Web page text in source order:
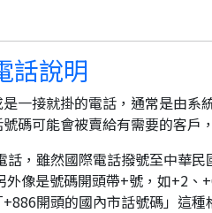
話說明
一接就掛的電話，通常是由系
碼可能會被賣給有需要的客戶
話，雖然國際電話撥號至中華
外像是號碼開頭帶+號，如+2
開頭的國內市話號碼」這種